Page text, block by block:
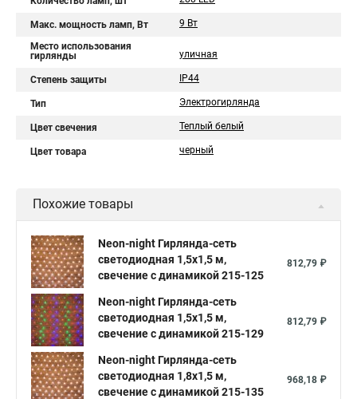
Макс. мощность ламп, Вт 9 Вт
Место использования
гирлянды
уличная
Степень защиты IP44
Тип Электрогирлянда
Цвет свечения Теплый белый
Цвет товара черный
Похожие товары
Neon-night Гирлянда-сеть
светодиодная 1,5х1,5 м,
свечение с динамикой 215-125
812,79 ₽
Neon-night Гирлянда-сеть
светодиодная 1,5х1,5 м,
свечение с динамикой 215-129
812,79 ₽
Neon-night Гирлянда-сеть
светодиодная 1,8х1,5 м,
свечение с динамикой 215-135
968,18 ₽